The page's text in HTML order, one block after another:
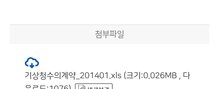
첨부파일
기상청수의계약_201401.xls (크기:0.026MB , 다